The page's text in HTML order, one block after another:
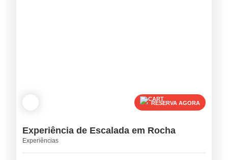
RESERVA AGORA
Experiência de Escalada em Rocha
Experiências